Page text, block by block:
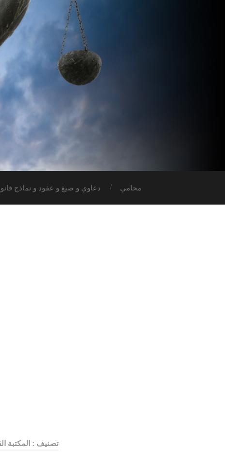
محامي دعاوي و صيغ و عقود و نماذج
تصنيف : المكتبة